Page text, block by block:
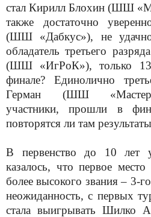
стал Кирилл Блохин (ШШ
также достаточно
(ШШ «Дабкус»), не
обладатель третьего
(ШШ «ИгРоК»), только 13
финале? Единолично
Герман (ШШ
участники, прошли в
повторятся ли там
В первенство до 10 лет у
казалось, что первое
более высокого звания – 3-
неожиданность, с первых
стала выигрывать